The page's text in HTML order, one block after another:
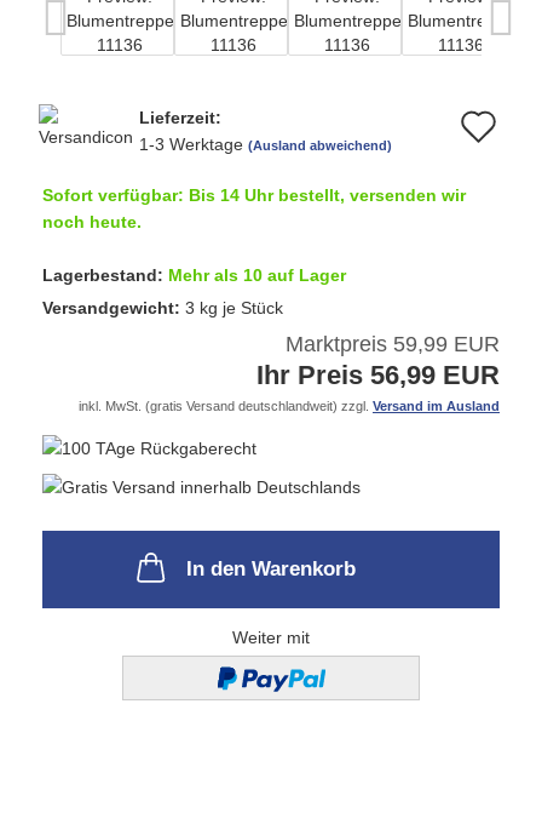
Lieferzeit:
1-3 Werktage (Ausland abweichend)
Sofort verfügbar: Bis 14 Uhr bestellt, versenden wir
noch heute.
Lagerbestand: Mehr als 10 auf Lager
Versandgewicht: 3 kg je Stück
Marktpreis 59,99 EUR
Ihr Preis 56,99 EUR
inkl. MwSt. (gratis Versand deutschlandweit) zzgl. Versand im Ausland
In den Warenkorb
Weiter mit